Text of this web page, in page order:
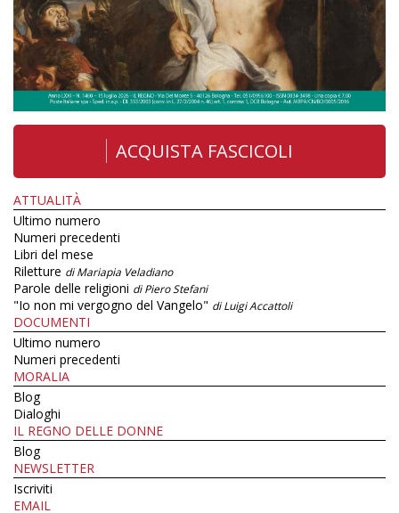
ACQUISTA FASCICOLI
ATTUALITÀ
Ultimo numero
Numeri precedenti
Libri del mese
Riletture di Mariapia Veladiano
Parole delle religioni di Piero Stefani
"Io non mi vergogno del Vangelo" di Luigi Accattoli
DOCUMENTI
Ultimo numero
Numeri precedenti
MORALIA
Blog
Dialoghi
IL REGNO DELLE DONNE
Blog
NEWSLETTER
Iscriviti
EMAIL